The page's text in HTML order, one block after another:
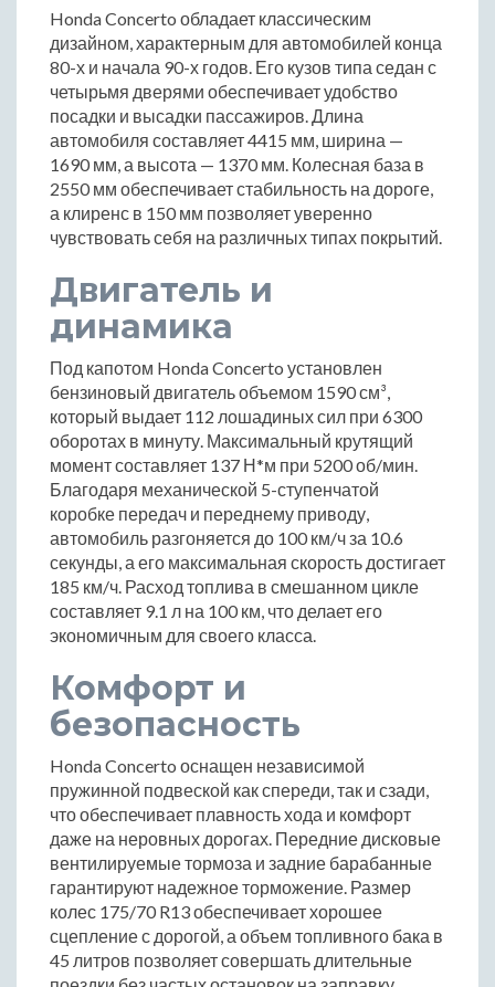
Honda Concerto обладает классическим
дизайном, характерным для автомобилей конца
80-х и начала 90-х годов. Его кузов типа седан с
четырьмя дверями обеспечивает удобство
посадки и высадки пассажиров. Длина
автомобиля составляет 4415 мм, ширина —
1690 мм, а высота — 1370 мм. Колесная база в
2550 мм обеспечивает стабильность на дороге,
а клиренс в 150 мм позволяет уверенно
чувствовать себя на различных типах покрытий.
Двигатель и
динамика
Под капотом Honda Concerto установлен
бензиновый двигатель объемом 1590 см³,
который выдает 112 лошадиных сил при 6300
оборотах в минуту. Максимальный крутящий
момент составляет 137 Н*м при 5200 об/мин.
Благодаря механической 5-ступенчатой
коробке передач и переднему приводу,
автомобиль разгоняется до 100 км/ч за 10.6
секунды, а его максимальная скорость достигает
185 км/ч. Расход топлива в смешанном цикле
составляет 9.1 л на 100 км, что делает его
экономичным для своего класса.
Комфорт и
безопасность
Honda Concerto оснащен независимой
пружинной подвеской как спереди, так и сзади,
что обеспечивает плавность хода и комфорт
даже на неровных дорогах. Передние дисковые
вентилируемые тормоза и задние барабанные
гарантируют надежное торможение. Размер
колес 175/70 R13 обеспечивает хорошее
сцепление с дорогой, а объем топливного бака в
45 литров позволяет совершать длительные